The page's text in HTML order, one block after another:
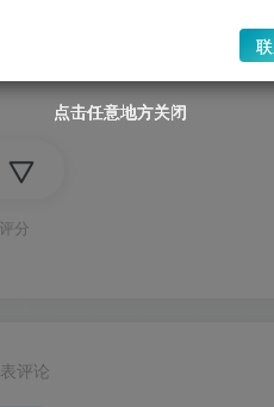
分
评论
点击任意地方关闭
点击任意地方关闭
点击任意地方关闭
点击任意地方关闭